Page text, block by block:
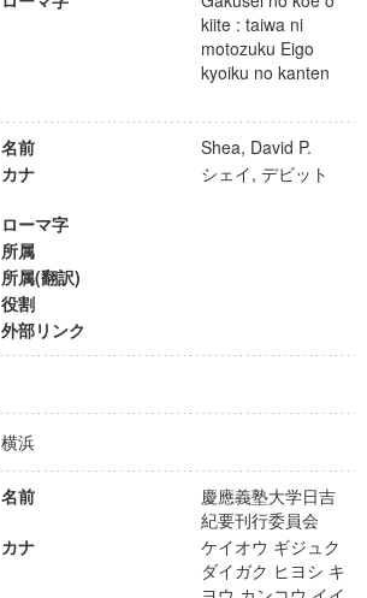
kiite : taiwa ni
motozuku Eigo
kyoiku no kanten
名前
Shea, David P.
カナ
シェイ, デビット
ローマ字
所属
所属(翻訳)
役割
外部リンク
横浜
名前
慶應義塾大学日吉
紀要刊行委員会
カナ
ケイオウ ギジュク
ダイガク ヒヨシ キ